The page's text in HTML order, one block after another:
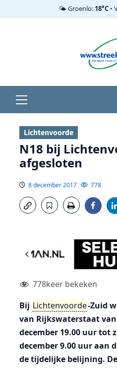
🌤️ Groenlo: 18°C •
menu
Lichtenvoorde
N18 bij
afgesloten
8 december 2017 778
778keer bekeken
Bij Lichtenvoorde-Zuid
van Rijkswaterstaat
december 19.00 uur tot
december 9.00 uur aan
de tijdelijke belijning.